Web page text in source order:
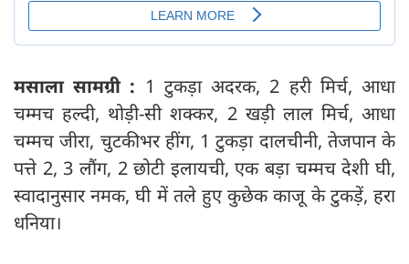
मसाला सामग्री : 1 टुकड़ा अदरक, 2 हरी मिर्च, आधा
चम्मच हल्दी, थोड़ी-सी शक्कर, 2 खड़ी लाल मिर्च, आधा
चम्मच जीरा, चुटकीभर हींग, 1 टुकड़ा दालचीनी, तेजपान के
पत्ते 2, 3 लौंग, 2 छोटी इलायची, एक बड़ा चम्मच देशी घी,
स्वादानुसार नमक, घी में तले हुए कुछेक काजू के टुकड़ें, हरा
धनिया।